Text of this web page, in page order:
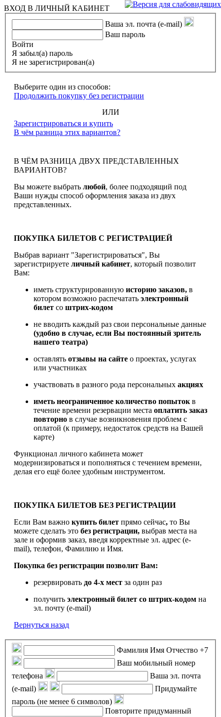
ВХОД В ЛИЧНЫЙ КАБИНЕТ
Ваша эл. почта (e-mail)
Ваш пароль
Войти
Я забыл(а) пароль
Я не зарегистрирован(а)
Выберите один из способов:
Продолжить покупку без регистрации
ИЛИ
Зарегистрироваться и купить
В чём разница этих вариантов?
В ЧЁМ РАЗНИЦА ДВУХ ПРЕДСТАВЛЕННЫХ
ВАРИАНТОВ?
Вы можете выбрать любой, более подходящий под
Ваши нужды способ оформления заказа из двух
представленных.
ПОКУПКА БИЛЕТОВ С РЕГИСТРАЦИЕЙ
Выбрав вариант "Зарегистрироваться", Вы
зарегистрируете личный кабинет, который позволит
Вам:
иметь структурированную историю заказов, в
котором возможно распечатать электронный
билет со штрих-кодом
не вводить каждый раз свои персональные данные
(удобно в случае, если Вы постоянный зритель
нашего театра)
оставлять отзывы на сайте о проектах, услугах
или участниках
участвовать в разного рода персональных акциях
иметь неограниченное количество попыток в
течение времени резервации места оплатить заказ
повторно в случае возникновения проблем с
оплатой (к примеру, недостаток средств на Вашей
карте)
Функционал личного кабинета может
модернизироваться и пополняться с течением времени,
делая его ещё более удобным инструментом.
ПОКУПКА БИЛЕТОВ БЕЗ РЕГИСТРАЦИИ
Если Вам важно купить билет прямо сейчас, то Вы
можете сделать это без регистрации, выбрав места на
зале и оформив заказ, введя корректные эл. адрес (e-
mail), телефон, Фамилию и Имя.
Покупка без регистрации позволит Вам:
резервировать до 4-х мест за один раз
получить электронный билет со штрих-кодом на
эл. почту (e-mail)
Вернуться назад
Фамилия Имя Отчество +7
Ваш мобильный номер
телефона
Ваша эл. почта
(e-mail)
Придумайте
пароль (не менее 6 символов)
Повторите придуманный